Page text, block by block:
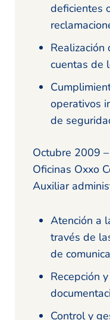
deficientes
cuentas de
operativos
de
Octubre 2009
Oficinas Oxxo
Auxiliar
Atención a
través de
de
Recepción
Control y